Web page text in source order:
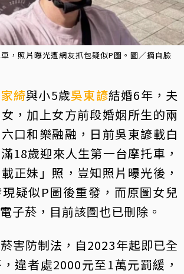
，照片曝光遭網友抓包疑似P圖。圖／摘自臉
綺與小5歲吳東諺結婚6年，夫
，加上女方前段婚姻所生的兩
口和樂融融，日前吳東諺載白
18歲迎來人生第一台摩托車，
正妹」照，豈知照片曝光後，
疑似P圖後重發，而原圖女兒
子菸，目前該圖也已刪除。
害防制法，自2023年起即已全
違者處2000元至1萬元罰緩，